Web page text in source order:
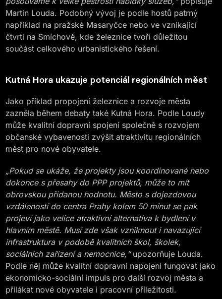
Martin Louda. Podobný vývoj je podle hostů patrný
například na pražské Masaryčce nebo ve vznikající
čtvrti na Smíchově, kde železnice tvoří důležitou
součást celkového urbanistického řešení.
Kutná Hora ukazuje potenciál regionálních měst
Jako příklad propojení železnice a rozvoje města
zazněla během debaty také Kutná Hora. Podle Loudy
může kvalitní dopravní spojení společně s rozvojem
občanské vybavenosti zvýšit atraktivitu regionálních
měst pro nové obyvatele.
„Pokud se ukáže, že projekty jsou koordinované nebo
dokonce s přesahy do PPP projektů, může to mít
obrovskou přidanou hodnotu. Město s dojezdovou
vzdáleností do centra Prahy kolem 50 minut se pak
projeví jako velice atraktivní alternativa k bydlení v
hlavním městě. Musí zde však vzniknout i navazující
infrastruktura v podobě kvalitních škol, školek,
sociálních zařízení a nemocnice,“upozorňuje Louda.
Podle něj může kvalitní dopravní napojení fungovat jako
ekonomicko-sociální impuls pro další rozvoj města a
přilákat nové obyvatele i pracovní příležitosti.